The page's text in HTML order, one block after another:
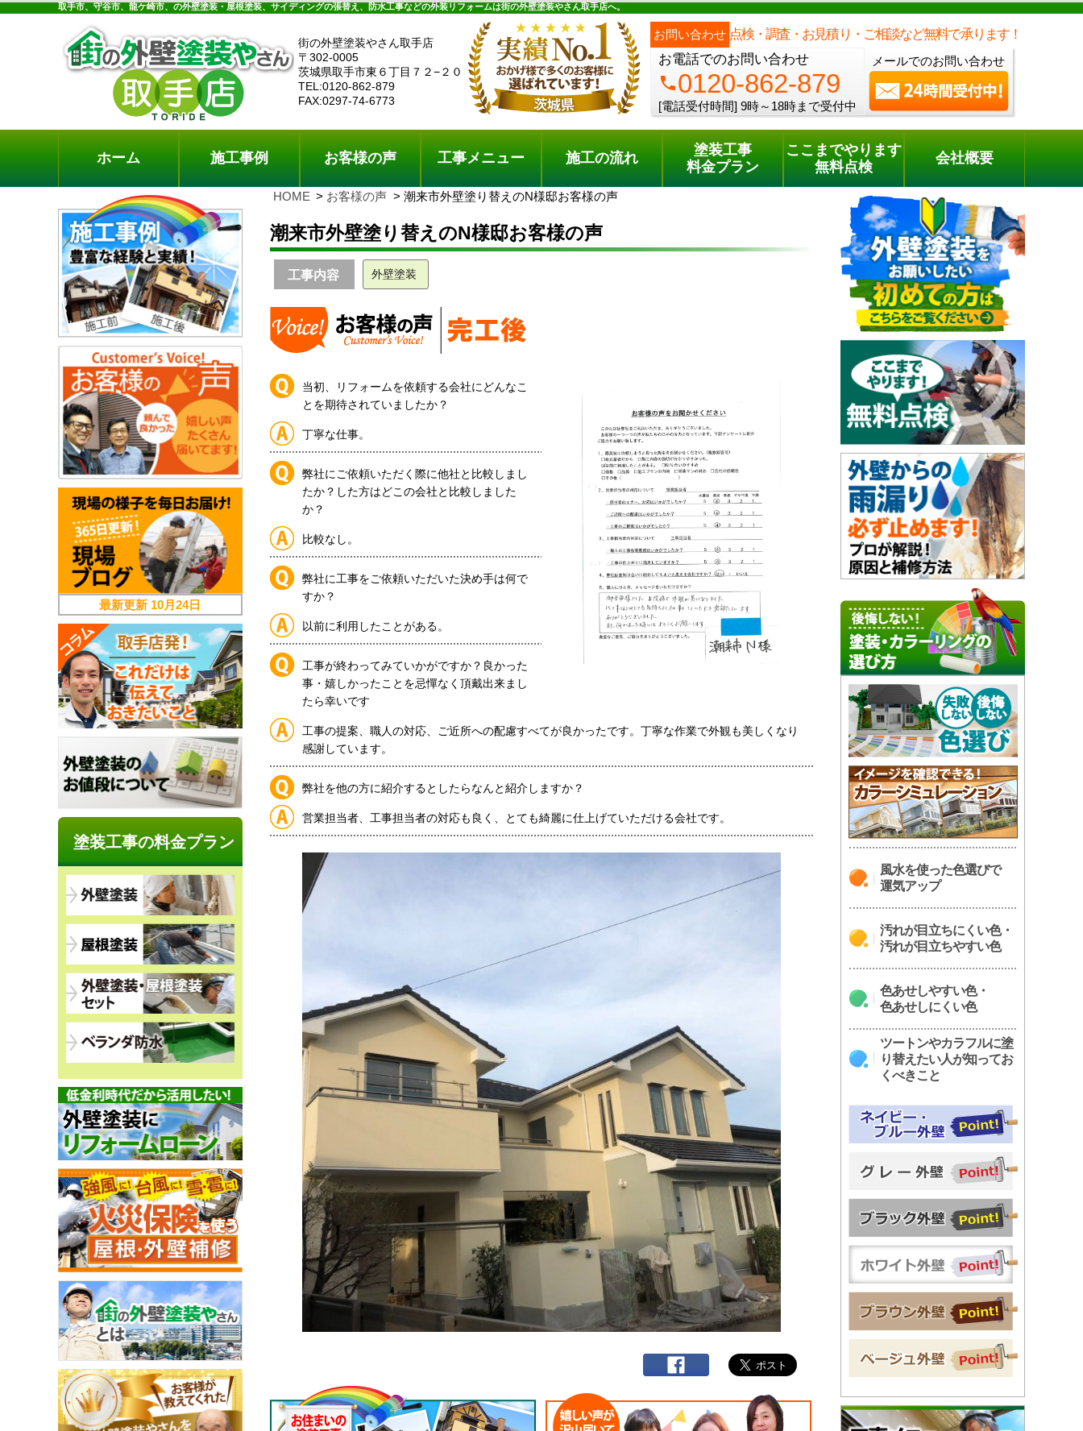
取手市、守谷市、龍ケ崎市、の外壁塗装・屋根塗装、サイディングの張替え、防水工事などの外装リフォームは街の外壁塗装やさん取手店へ。
街の外壁塗装やさん取手店
〒302-0005
茨城県取手市東６丁目７２−２０
TEL:0120-862-879
FAX:0297-74-6773
お問い合わせ 点検・調査・お見積り・ご相談など無料で承ります！
お電話でのお問い合わせ
phone0120-862-879
[電話受付時間] 9時～18時まで受付中
メールでのお問い合わせ
料金プラン 無料点検
電話でのご相談 [9時～18時まで受付中]
phone0120-862-879
ホーム 施工事例 お客様の声 工事メニュー 施工の流れ
塗装工事
料金プラン
ここまでやります
無料点検
会社概要
HOME お客様の声 潮来市外壁塗り替えのN様邸お客様の声
潮来市外壁塗り替えのN様邸お客様の声
工事内容 外壁塗装
当初、リフォームを依頼する会社にどんなこ
とを期待されていましたか？
丁寧な仕事。
弊社にご依頼いただく際に他社と比較しまし
たか？した方はどこの会社と比較しました
か？
比較なし。
弊社に工事をご依頼いただいた決め手は何で
すか？
以前に利用したことがある。
工事が終わってみていかがですか？良かった
事・嬉しかったことを忌憚なく頂戴出来まし
たら幸いです
工事の提案、 職人の対応、ご近所への配慮すべてが良かったです。丁寧な作業で外観も美しくなり
感謝しています。
弊社を他の方に紹介するとしたらなんと紹介しますか？
営業担当者、工事担当者の対応も良く、 とても綺麗に仕上げていただける会社です。
風水を使った色選びで
運気アップ
汚れが目立ちにくい色・
汚れが目立ちやすい色
色あせしやすい色・
色あせしにくい色
ツートンやカラフルに塗
り替えたい人が知ってお
くべきこと
最新更新 10月24日
塗装工事の料金プラン